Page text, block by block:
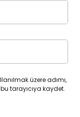
üzere adımı,
tarayıcıya kaydet.